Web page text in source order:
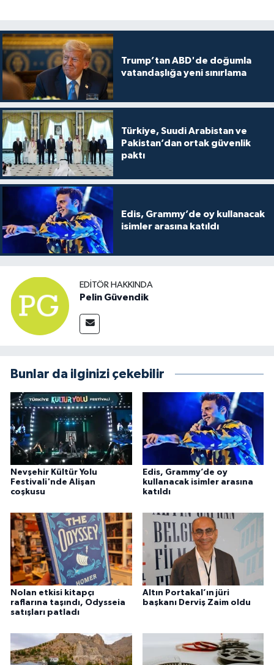
Trump’tan ABD'de doğumla
vatandaşlığa yeni sınırlama
Türkiye, Suudi Arabistan ve
Pakistan’dan ortak güvenlik
paktı
Edis, Grammy’de oy kullanacak
isimler arasına katıldı
EDITÖR HAKKINDA
Pelin Güvendik
Bunlar da ilginizi çekebilir
Nevşehir Kültür Yolu
Festivali'nde Alişan
coşkusu
Edis, Grammy’de oy
kullanacak isimler arasına
katıldı
Nolan etkisi kitapçı
raflarına taşındı, Odysseia
satışları patladı
Altın Portakal’ın jüri
başkanı Derviş Zaim oldu